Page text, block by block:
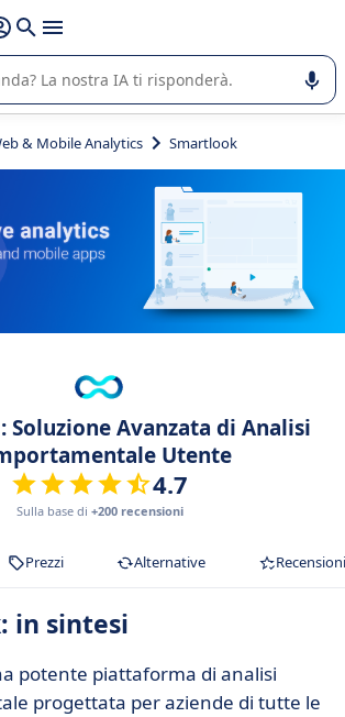
nell'utilizzo o nella scelta di un
vostra azienda.
& Mobile Analytics Smartlook
Soluzione Avanzata di Analisi
Utente
4.7
Sulla base di +200 recensioni
Prezzi Alternative Recensioni
in sintesi
potente piattaforma di analisi
progettata per aziende di tutte le